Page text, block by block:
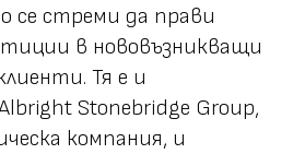
се стреми да прави
в нововъзникващи
Тя е и
Stonebridge Group,
компания, и